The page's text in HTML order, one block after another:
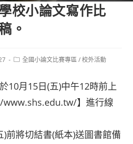
校小論文寫作比
。
Post全國小論文比賽專區 / 校外活動
10月15日(五)中午12時前上
】進行線
前將切結書(紙本)送圖書館備